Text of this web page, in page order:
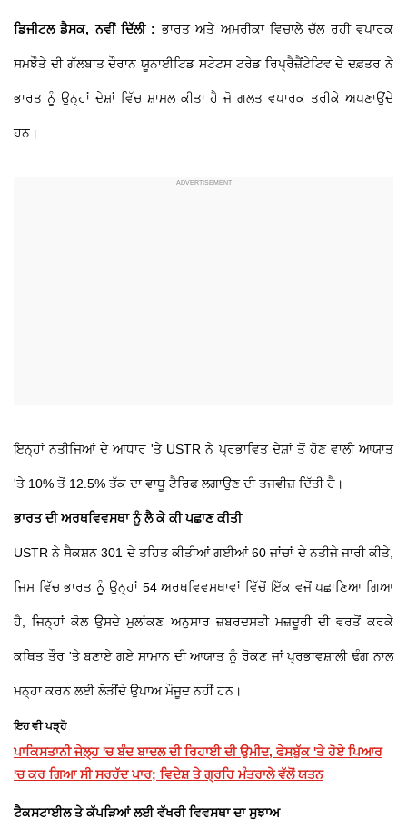
ਡਿਜੀਟਲ ਡੈਸਕ, ਨਵੀਂ ਦਿੱਲੀ : ਭਾਰਤ ਅਤੇ ਅਮਰੀਕਾ ਵਿਚਾਲੇ ਚੱਲ ਰਹੀ ਵਪਾਰਕ
ਸਮਝੌਤੇ ਦੀ ਗੱਲਬਾਤ ਦੌਰਾਨ ਯੂਨਾਈਟਿਡ ਸਟੇਟਸ ਟਰੇਡ ਰਿਪ੍ਰੈਜ਼ੈਂਟੇਟਿਵ ਦੇ ਦਫ਼ਤਰ ਨੇ
ਭਾਰਤ ਨੂੰ ਉਨ੍ਹਾਂ ਦੇਸ਼ਾਂ ਵਿੱਚ ਸ਼ਾਮਲ ਕੀਤਾ ਹੈ ਜੋ ਗਲਤ ਵਪਾਰਕ ਤਰੀਕੇ ਅਪਣਾਉਂਦੇ
ਹਨ।
ਇਨ੍ਹਾਂ ਨਤੀਜਿਆਂ ਦੇ ਆਧਾਰ 'ਤੇ USTR ਨੇ ਪ੍ਰਭਾਵਿਤ ਦੇਸ਼ਾਂ ਤੋਂ ਹੋਣ ਵਾਲੀ ਆਯਾਤ
'ਤੇ 10% ਤੋਂ 12.5% ਤੱਕ ਦਾ ਵਾਧੂ ਟੈਰਿਫ ਲਗਾਉਣ ਦੀ ਤਜਵੀਜ਼ ਦਿੱਤੀ ਹੈ।
ਭਾਰਤ ਦੀ ਅਰਥਵਿਵਸਥਾ ਨੂੰ ਲੈ ਕੇ ਕੀ ਪਛਾਣ ਕੀਤੀ
USTR ਨੇ ਸੈਕਸ਼ਨ 301 ਦੇ ਤਹਿਤ ਕੀਤੀਆਂ ਗਈਆਂ 60 ਜਾਂਚਾਂ ਦੇ ਨਤੀਜੇ ਜਾਰੀ ਕੀਤੇ,
ਜਿਸ ਵਿੱਚ ਭਾਰਤ ਨੂੰ ਉਨ੍ਹਾਂ 54 ਅਰਥਵਿਵਸਥਾਵਾਂ ਵਿੱਚੋਂ ਇੱਕ ਵਜੋਂ ਪਛਾਣਿਆ ਗਿਆ
ਹੈ, ਜਿਨ੍ਹਾਂ ਕੋਲ ਉਸਦੇ ਮੁਲਾਂਕਣ ਅਨੁਸਾਰ ਜ਼ਬਰਦਸਤੀ ਮਜ਼ਦੂਰੀ ਦੀ ਵਰਤੋਂ ਕਰਕੇ
ਕਥਿਤ ਤੌਰ 'ਤੇ ਬਣਾਏ ਗਏ ਸਾਮਾਨ ਦੀ ਆਯਾਤ ਨੂੰ ਰੋਕਣ ਜਾਂ ਪ੍ਰਭਾਵਸ਼ਾਲੀ ਢੰਗ ਨਾਲ
ਮਨ੍ਹਾ ਕਰਨ ਲਈ ਲੋੜੀਂਦੇ ਉਪਾਅ ਮੌਜੂਦ ਨਹੀਂ ਹਨ।
ਇਹ ਵੀ ਪੜ੍ਹੋ
ਪਾਕਿਸਤਾਨੀ ਜੇਲ੍ਹ 'ਚ ਬੰਦ ਬਾਦਲ ਦੀ ਰਿਹਾਈ ਦੀ ਉਮੀਦ, ਫੇਸਬੁੱਕ 'ਤੇ ਹੋਏ ਪਿਆਰ
'ਚ ਕਰ ਗਿਆ ਸੀ ਸਰਹੱਦ ਪਾਰ; ਵਿਦੇਸ਼ ਤੇ ਗ੍ਰਹਿ ਮੰਤਰਾਲੇ ਵੱਲੋਂ ਯਤਨ
ਟੈਕਸਟਾਈਲ ਤੇ ਕੱਪੜਿਆਂ ਲਈ ਵੱਖਰੀ ਵਿਵਸਥਾ ਦਾ ਸੁਝਾਅ